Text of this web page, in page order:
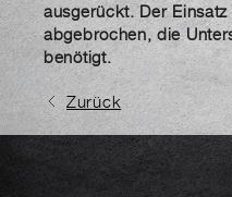
ausgerückt. Der
abgebrochen, die
benötigt.
Zurück